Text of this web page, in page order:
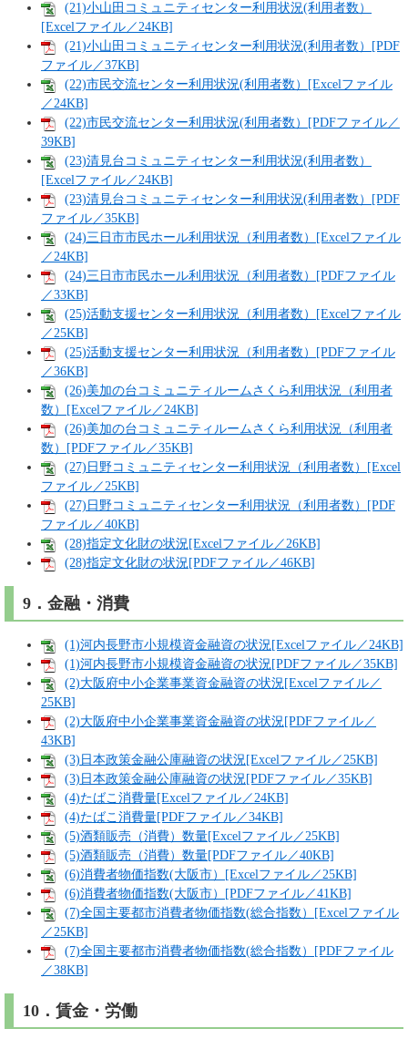
(21)小山田コミュニティセンター利用状況(利用者数）
[Excelファイル／24KB]
(21)小山田コミュニティセンター利用状況(利用者数）[PDF
ファイル／37KB]
(22)市民交流センター利用状況(利用者数）[Excelファイル
／24KB]
(22)市民交流センター利用状況(利用者数）[PDFファイル／
39KB]
(23)清見台コミュニティセンター利用状況(利用者数）
[Excelファイル／24KB]
(23)清見台コミュニティセンター利用状況(利用者数）[PDF
ファイル／35KB]
(24)三日市市民ホール利用状況（利用者数）[Excelファイル
／24KB]
(24)三日市市民ホール利用状況（利用者数）[PDFファイル
／33KB]
(25)活動支援センター利用状況（利用者数）[Excelファイル
／25KB]
(25)活動支援センター利用状況（利用者数）[PDFファイル
／36KB]
(26)美加の台コミュニティルームさくら利用状況（利用者
数）[Excelファイル／24KB]
(26)美加の台コミュニティルームさくら利用状況（利用者
数）[PDFファイル／35KB]
(27)日野コミュニティセンター利用状況（利用者数）[Excel
ファイル／25KB]
(27)日野コミュニティセンター利用状況（利用者数）[PDF
ファイル／40KB]
(28)指定文化財の状況[Excelファイル／26KB]
(28)指定文化財の状況[PDFファイル／46KB]
9．金融・消費
(1)河内長野市小規模資金融資の状況[Excelファイル／24KB]
(1)河内長野市小規模資金融資の状況[PDFファイル／35KB]
(2)大阪府中小企業事業資金融資の状況[Excelファイル／
25KB]
(2)大阪府中小企業事業資金融資の状況[PDFファイル／
43KB]
(3)日本政策金融公庫融資の状況[Excelファイル／25KB]
(3)日本政策金融公庫融資の状況[PDFファイル／35KB]
(4)たばこ消費量[Excelファイル／24KB]
(4)たばこ消費量[PDFファイル／34KB]
(5)酒類販売（消費）数量[Excelファイル／25KB]
(5)酒類販売（消費）数量[PDFファイル／40KB]
(6)消費者物価指数(大阪市）[Excelファイル／25KB]
(6)消費者物価指数(大阪市）[PDFファイル／41KB]
(7)全国主要都市消費者物価指数(総合指数）[Excelファイル
／25KB]
(7)全国主要都市消費者物価指数(総合指数）[PDFファイル
／38KB]
10．賃金・労働